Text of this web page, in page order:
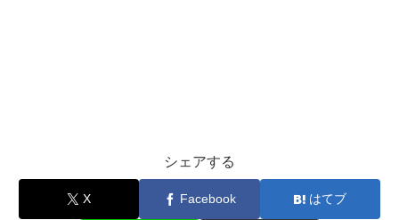
シェアする
X Facebook はてブ